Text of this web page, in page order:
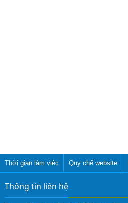
Thời gian làm việc Quy chế website
Thông tin liên hệ